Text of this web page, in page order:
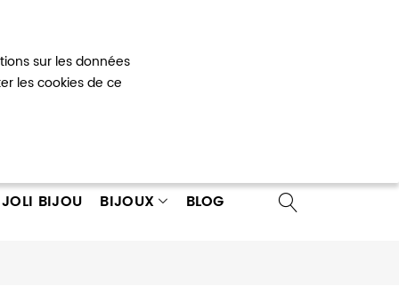
sur les données
les cookies de ce
compte
BIJOU BIJOUX BLOG